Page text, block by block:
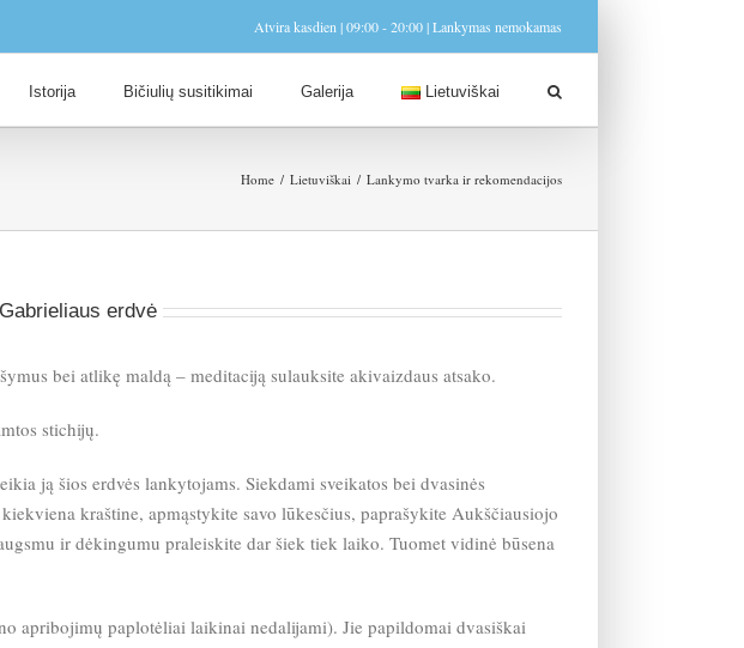
Atvira kasdien | 09:00 - 20:00 | Lankymas nemokamas
Istorija Bičiulių susitikimai Galerija Lietuviškai
Home Lietuviškai Lankymo tvarka ir rekomendacijos
erdvė
bei atlikę maldą – meditaciją sulauksite akivaizdaus atsako.
stichijų.
ją šios erdvės lankytojams. Siekdami sveikatos bei dvasinės
kraštine, apmąstykite savo lūkesčius, paprašykite Aukščiausiojo
ir dėkingumu praleiskite dar šiek tiek laiko. Tuomet vidinė būsena
apribojimų paplotėliai laikinai nedalijami). Jie papildomai dvasiškai